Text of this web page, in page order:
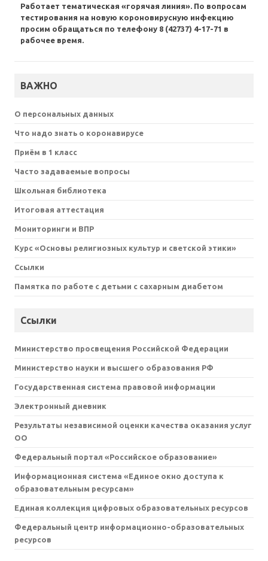
Работает тематическая «горячая линия». По вопросам
тестирования на новую короновирусную инфекцию
просим обращаться по телефону 8 (42737) 4-17-71 в
рабочее время.
ВАЖНО
О персональных данных
Что надо знать о коронавирусе
Приём в 1 класс
Часто задаваемые вопросы
Школьная библиотека
Итоговая аттестация
Мониторинги и ВПР
Курс «Основы религиозных культур и светской этики»
Ссылки
Памятка по работе с детьми с сахарным диабетом
Ссылки
Министерство просвещения Российской Федерации
Министерство науки и высшего образования РФ
Государственная система правовой информации
Электронный дневник
Результаты независимой оценки качества оказания услуг
ОО
Федеральный портал «Российское образование»
Информационная система «Единое окно доступа к
образовательным ресурсам»
Единая коллекция цифровых образовательных ресурсов
Федеральный центр информационно-образовательных
ресурсов